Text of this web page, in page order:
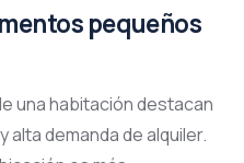
pequeños
una habitación destacan
demanda de alquiler.